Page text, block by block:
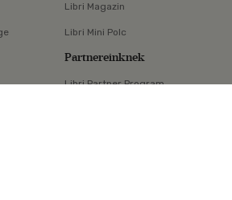
×
Libri Magazin
Libri Mini Polc
Partnereinknek
Libri Partner Program